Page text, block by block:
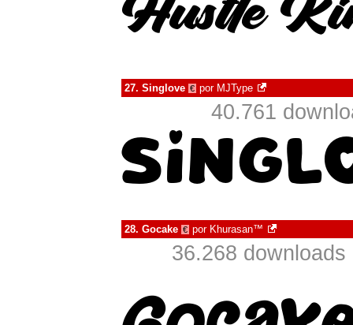
27. Singlove € por MJType
40.761
28. Gocake € por Khurasan™
36.268